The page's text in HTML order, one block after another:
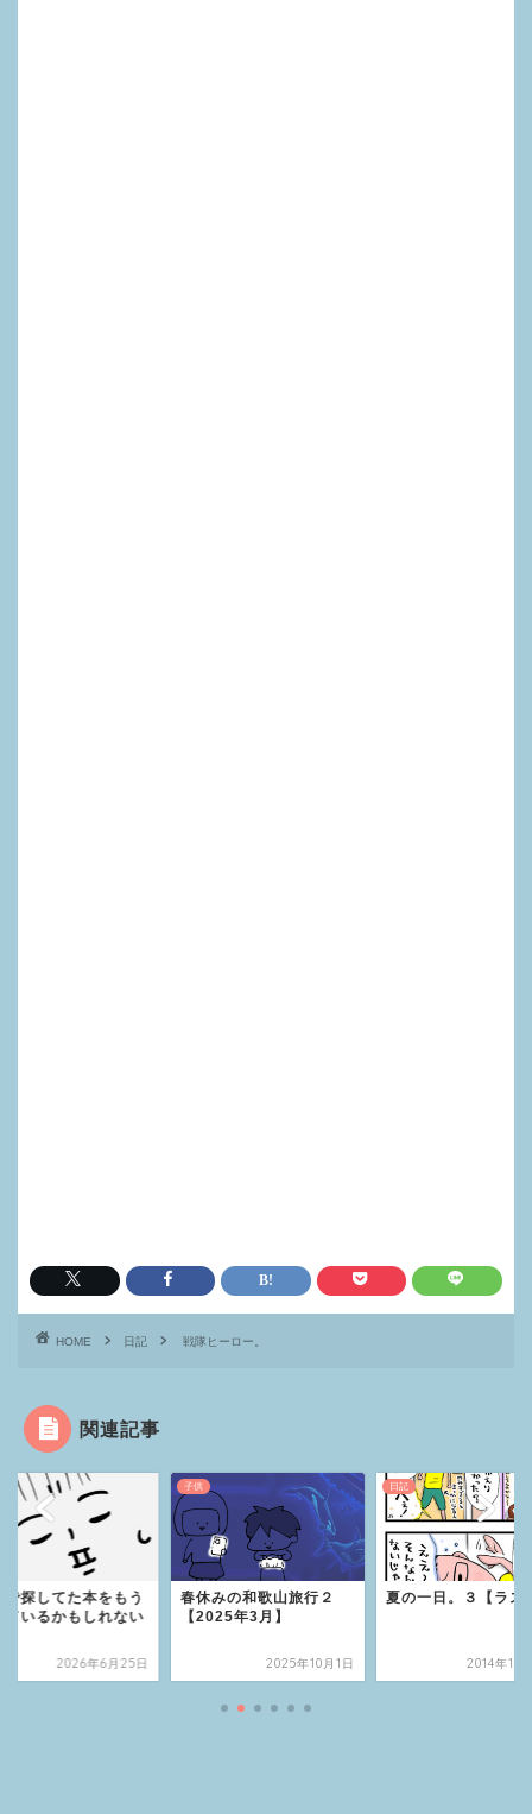
HOME 日記 戦隊ヒーロー。
関連記事
で探してた本をもう
ているかもしれない
2026年6月25日
子供
春休みの和歌山旅行２
【2025年3月】
2025年10月1日
日記
夏の一日。３【ラス
2014年10